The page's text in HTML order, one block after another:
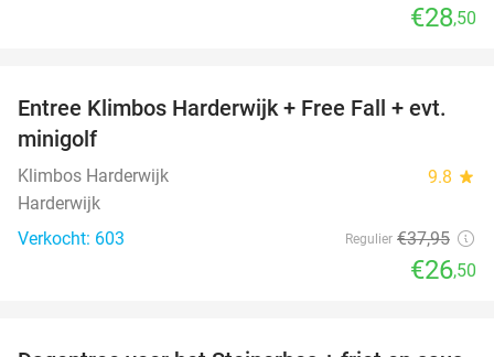
€28,50
30%
Entree Klimbos Harderwijk + Free Fall + evt.
minigolf
Klimbos Harderwijk 9.8 star
Harderwijk
Verkocht: 603
Regulier €37,95
€26,50